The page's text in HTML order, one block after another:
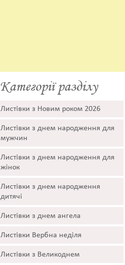
Категорії разділу
Листівки з Новим роком 2026
Листівки з днем народження для
мужчин
Листівки з днем народження для
жінок
Листівки з днем народження
дитячі
Листівки з днем ангела
Листівки Вербна неділя
Листівки з Великоднем